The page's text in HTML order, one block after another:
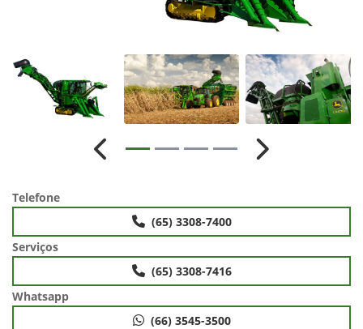
Anterior Próximo
Telefone
(65) 3308-7400
Serviços
(65) 3308-7416
Whatsapp
(66) 3545-3500